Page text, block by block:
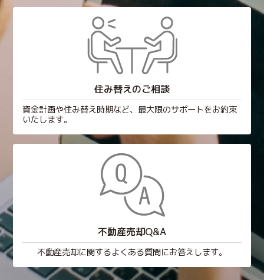
住み替えのご相談
資金計画や住み替え時期など、最大限のサポートをお約束
いたします。
不動産売却Q&A
不動産売却に関するよくある質問にお答えします。